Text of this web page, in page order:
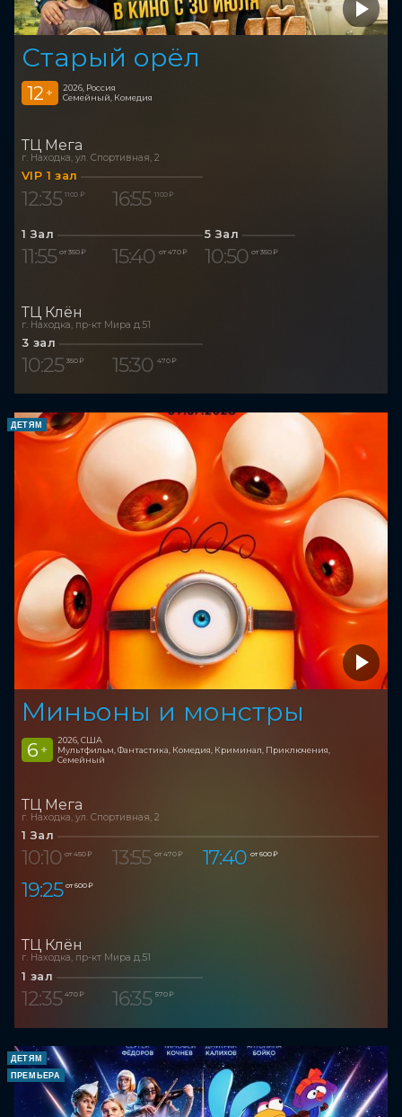
Старый орёл
12 +
2026, Россия
Семейный, Комедия
ТЦ Мега
г. Находка, ул. Спортивная, 2
VIP 1 зал
12:35 1 100 ₽ 16:55 1 100 ₽
1 Зал
11:55 от 350 ₽ 15:40 от 470 ₽
5 Зал
10:50 от 350 ₽
ТЦ Клён
г. Находка, пр-кт Мира д.51
3 зал
10:25 350 ₽ 15:30 470 ₽
ДЕТЯМ
Миньоны и монстры
6 +
2026, США
Мультфильм, Фантастика, Комедия, Криминал, Приключения,
Семейный
ТЦ Мега
г. Находка, ул. Спортивная, 2
1 Зал
10:10 от 450 ₽ 13:55 от 470 ₽ 17:40 от 600 ₽
19:25 от 600 ₽
ТЦ Клён
г. Находка, пр-кт Мира д.51
1 зал
12:35 470 ₽ 16:35 570 ₽
ДЕТЯМ
ПРЕМЬЕРА